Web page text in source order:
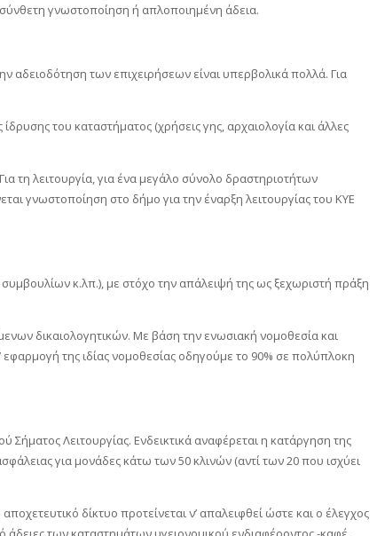
γνωστοποίηση ή απλοποιημένη άδεια.
των επιχειρήσεων είναι υπερβολικά πολλά. Για
του καταστήματος (χρήσεις γης, αρχαιολογία και άλλες
τη λειτουργία, για ένα μεγάλο σύνολο δραστηριοτήτων
γνωστοποίηση στο δήμο για την έναρξη λειτουργίας του ΚΥΕ
κ.λπ.), με στόχο την απάλειψή της ως ξεχωριστή πράξη
δικαιολογητικών. Με βάση την ενωσιακή νομοθεσία και
της ιδίας νομοθεσίας οδηγούμε το 90% σε πολύπλοκη
Σήματος Λειτουργίας. Ενδεικτικά αναφέρεται η κατάργηση της
για μονάδες κάτω των 50 κλινών (αντί των 20 που ισχύει
δίκτυο προτείνεται ν’ απαλειφθεί ώστε και ο έλεγχος